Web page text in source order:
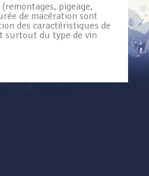
pigeage,
de macération sont
des caractéristiques de
surtout du type de vin